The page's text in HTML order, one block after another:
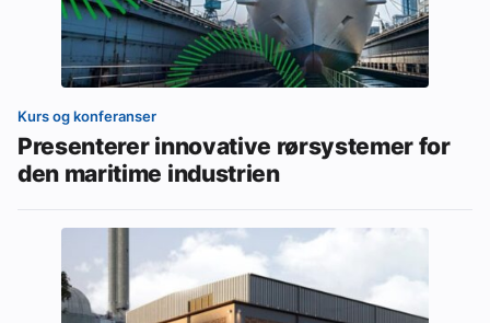
Kurs og konferanser
Presenterer innovative rørsystemer for
den maritime industrien